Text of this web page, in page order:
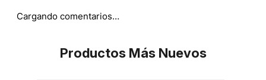
Cargando comentarios…
Productos Más Nuevos